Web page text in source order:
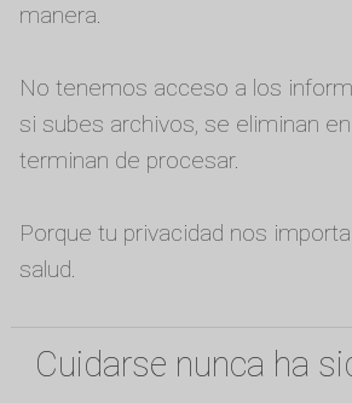
manera.
No tenemos acceso a los
si subes archivos, se eliminan
terminan de procesar.
Porque tu privacidad nos
salud.
Cuidarse nunca ha